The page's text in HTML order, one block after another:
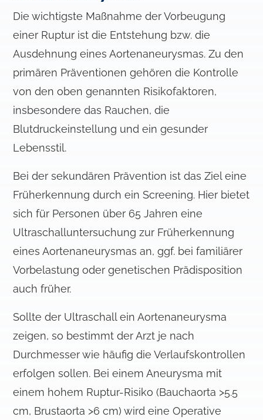
Die wichtigste Maßnahme der Vorbeugung
einer Ruptur ist die Entstehung bzw. die
Ausdehnung eines Aortenaneurysmas. Zu den
primären Präventionen gehören die Kontrolle
von den oben genannten Risikofaktoren,
insbesondere das Rauchen, die
Blutdruckeinstellung und ein gesunder
Lebensstil.
Bei der sekundären Prävention ist das Ziel eine
Früherkennung durch ein Screening. Hier bietet
sich für Personen über 65 Jahren eine
Ultraschalluntersuchung zur Früherkennung
eines Aortenaneurysmas an, ggf. bei familiärer
Vorbelastung oder genetischen Prädisposition
auch früher.
Sollte der Ultraschall ein Aortenaneurysma
zeigen, so bestimmt der Arzt je nach
Durchmesser wie häufig die Verlaufskontrollen
erfolgen sollen. Bei einem Aneurysma mit
einem hohem Ruptur-Risiko (Bauchaorta >5.5
cm, Brustaorta >6 cm) wird eine Operative